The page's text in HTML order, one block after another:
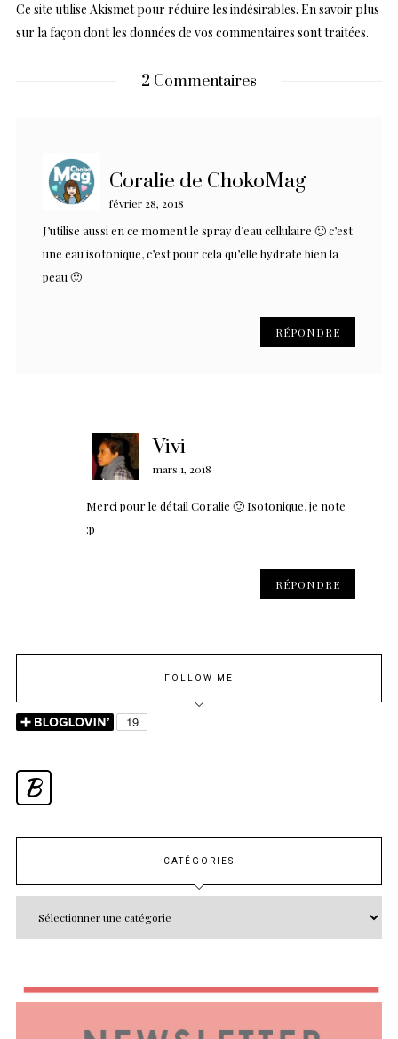
Ce site utilise Akismet pour réduire les indésirables. En savoir plus
sur la façon dont les données de vos commentaires sont traitées.
2 Commentaires
Coralie de ChokoMag
février 28, 2018
J’utilise aussi en ce moment le spray d’eau cellulaire 🙂 c’est
une eau isotonique, c’est pour cela qu’elle hydrate bien la
peau 🙂
RÉPONDRE
Vivi
mars 1, 2018
Merci pour le détail Coralie 🙂 Isotonique, je note
:p
RÉPONDRE
FOLLOW ME
B
CATÉGORIES